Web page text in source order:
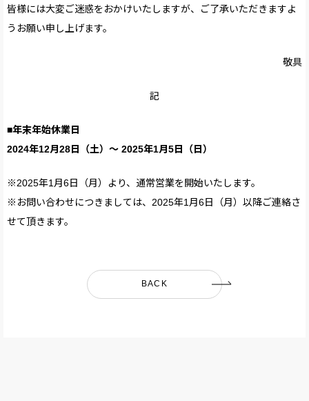
皆様には大変ご迷惑をおかけいたしますが、ご了承いただきますよ
うお願い申し上げます。
敬具
記
■年末年始休業日
2024年12月28日（土）～ 2025年1月5日（日）
※2025年1月6日（月）より、通常営業を開始いたします。
※お問い合わせにつきましては、2025年1月6日（月）以降ご連絡さ
せて頂きます。
BACK